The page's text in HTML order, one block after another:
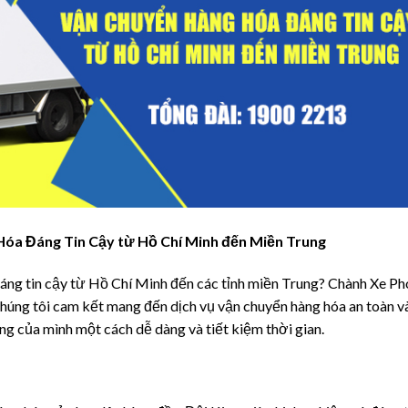
Đáng Tin Cậy từ Hồ Chí Minh đến Miền Trung
tin cậy từ Hồ Chí Minh đến các tỉnh miền Trung? Chành Xe
tôi cam kết mang đến dịch vụ vận chuyển hàng hóa an toàn
của mình một cách dễ dàng và tiết kiệm thời gian.